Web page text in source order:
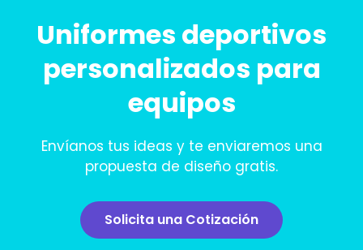
Uniformes deportivos
personalizados para
equipos
Envíanos tus ideas y te enviaremos una
propuesta de diseño gratis.
Solicita una Cotización